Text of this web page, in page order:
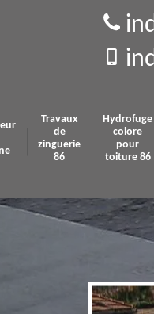
Travaux
de
zinguerie
86
Hydrofuge
colore
pour
toiture 86